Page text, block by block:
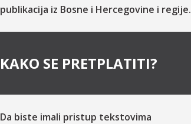
publikacija iz Bosne i Hercegovine i regije.
KAKO SE PRETPLATITI?
Da biste imali pristup tekstovima